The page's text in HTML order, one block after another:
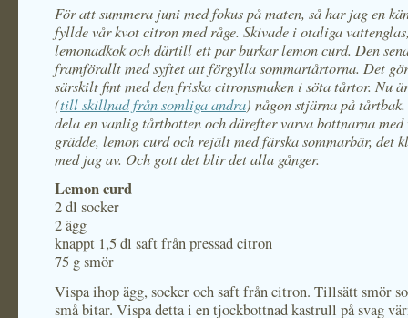
För att summera juni med fokus på maten, så har jag en
fyllde vår kvot citron med råge. Skivade i otaliga
lemonadkok och därtill ett par burkar lemon curd. Den
framförallt med syftet att förgylla sommartårtorna. Det
särskilt fint med den friska citronsmaken i söta tårtor. Nu
(till skillnad från somliga andra) någon stjärna på
dela en vanlig tårtbotten och därefter varva bottnarna med
grädde, lemon curd och rejält med färska sommarbär, det
med jag av. Och gott det blir det alla gånger.
Lemon curd
2 dl socker
2 ägg
knappt 1,5 dl saft från pressad citron
75 g smör
Vispa ihop ägg, socker och saft från citron. Tillsätt smör
små bitar. Vispa detta i en tjockbottnad kastrull på svag